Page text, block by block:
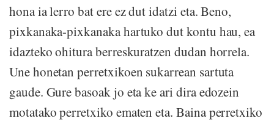
hona ia lerro bat ere ez dut idatzi eta. Beno,
pixkanaka-pixkanaka hartuko dut kontu hau, ea
idazteko ohitura berreskuratzen dudan horrela.
Une honetan perretxikoen sukarrean sartuta
gaude. Gure basoak jo eta ke ari dira edozein
motatako perretxiko ematen eta. Baina perretxiko